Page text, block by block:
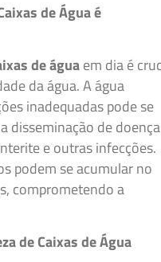
de Água é
de águaem dia é
da água. A água
inadequadas pode se
disseminação de
e outras infecções.
podem se acumular no
comprometendo a
de Caixas de Água